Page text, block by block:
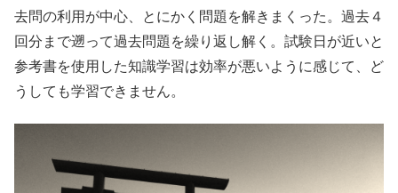
去問の利用が中心、とにかく問題を解きまくった。過去４
回分まで遡って過去問題を繰り返し解く。試験日が近いと
参考書を使用した知識学習は効率が悪いように感じて、ど
うしても学習できません。